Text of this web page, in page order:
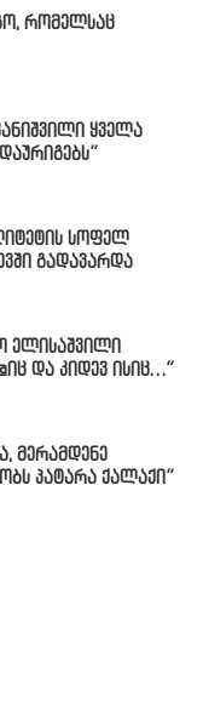
რომელსაც
ყველა
სოფელ
გადავარდა
ელისაშვილი
და კიდევ ისიც…”
მერამდენე
პატარა ქალაქი”